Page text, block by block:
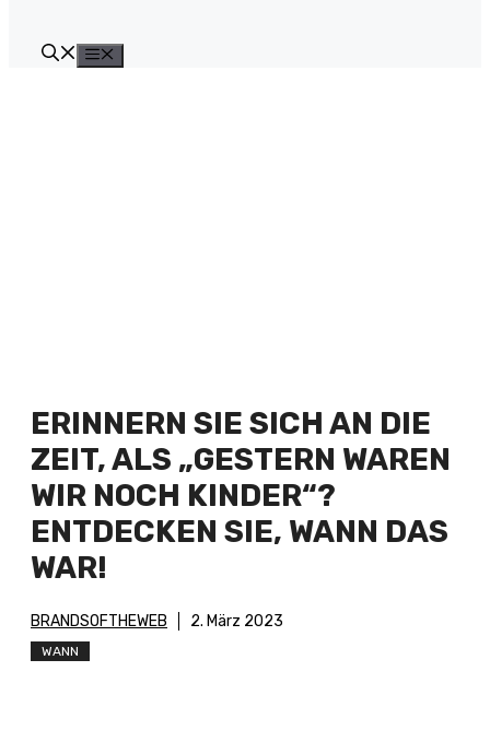
ERINNERN SIE SICH AN DIE
ZEIT, ALS „GESTERN WAREN
WIR NOCH KINDER“?
ENTDECKEN SIE, WANN DAS
WAR!
BRANDSOFTHEWEB 2. März 2023
WANN